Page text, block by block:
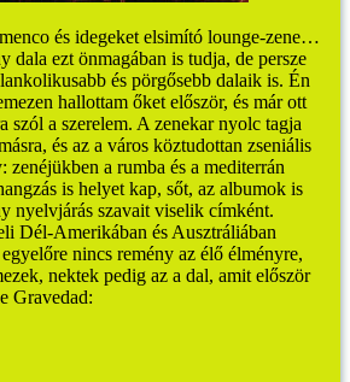
és idegeket elsimító lounge-zene…
dala ezt önmagában is tudja, de persze
és pörgősebb dalaik is. Én
hallottam őket először, és már ott
szól a szerelem. A zenekar nyolc tagja
és az a város köztudottan zseniális
a rumba és a mediterrán
is helyet kap, sőt, az albumok is
nyelvjárás szavait viselik címként.
Dél-Amerikában és Ausztráliában
nincs remény az élő élményre,
nektek pedig az a dal, amit először
Gravedad: